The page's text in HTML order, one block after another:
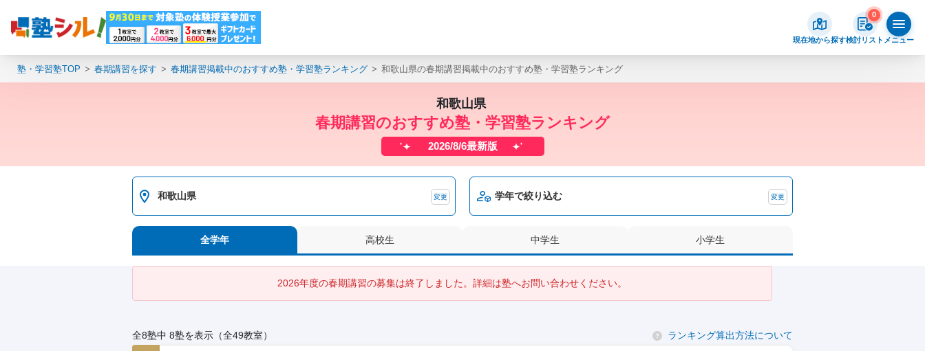
現在地から探す
0
検討リスト メニュー
塾・学習塾TOP 春期講習を探す 春期講習掲載中のおすすめ塾・学習塾ランキング 和歌山県の春期講習掲載中のおすすめ塾・学習塾ランキング
和歌山県
春期講習のおすすめ塾・学習塾ランキング
2026/8/6最新版
和歌山県 変更 学年で絞り込む 変更
全学年 高校生 中学生 小学生
2026年度の春期講習の募集は終了しました。詳細は塾へお問い合わせください。
全8塾中 8塾を表示（全49教室） ランキング算出方法について